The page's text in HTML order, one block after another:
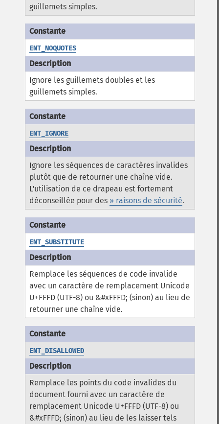
guillemets simples.
ENT_NOQUOTES
Ignore les guillemets doubles et les
guillemets simples.
ENT_IGNORE
Ignore les séquences de caractères invalides
plutôt que de retourner une chaîne vide.
L'utilisation de ce drapeau est fortement
déconseillée pour des » raisons de sécurité.
ENT_SUBSTITUTE
Remplace les séquences de code invalide
avec un caractère de remplacement Unicode
U+FFFD (UTF-8) ou &#xFFFD; (sinon) au lieu de
retourner une chaîne vide.
ENT_DISALLOWED
Remplace les points du code invalides du
document fourni avec un caractère de
remplacement Unicode U+FFFD (UTF-8) ou
&#xFFFD; (sinon) au lieu de les laisser tels